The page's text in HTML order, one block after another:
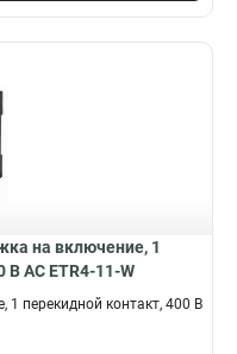
на включение, 1
В АС ETR4-11-W
1 перекидной контакт, 400 В